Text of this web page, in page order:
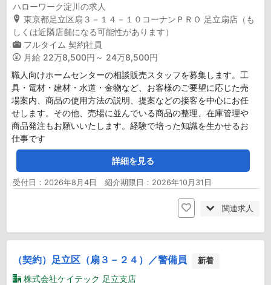
ハローワーク淀川の求人
東京都足立区扇３－１４－１０コーナンＰＲＯ 足立扇店（も
しくは近隣店舗になる可能性があります）
フルタイム 契約社員
月給 22万8,500円～ 24万8,500円
職人向けホームセンターの相談販売スタッフを募集します。工
具・電材・建材・水道・金物など、お客様のご要望に応じた売
場案内、商品の使用方法の説明、提案などの接客を中心にお任
せします。その他、売場に並んでいる商品の整理、在庫管理や
商品発注もお願いいたします。経験で培った知識を生かせるお
仕事です
詳細を見る
受付日：2026年8月4日 紹介期限日：2026年10月31日
関連求人
（契約）足立区（扇３－２４）／警備員 新着
株式会社ケイテック 足立支店